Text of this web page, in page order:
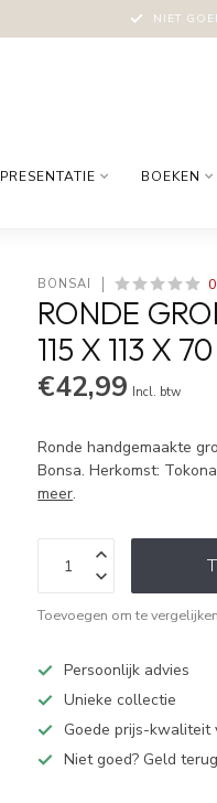
NIET
PRESENTATIE BOEKEN
BONSAI
RONDE
115 X 113 X
€42,99 Incl. btw
Ronde handgemaakte
Bonsa. Herkomst:
meer.
Toevoegen om te vergelijken
Persoonlijk advies
Unieke collectie
Goede prijs-kwaliteit
Niet goed? Geld